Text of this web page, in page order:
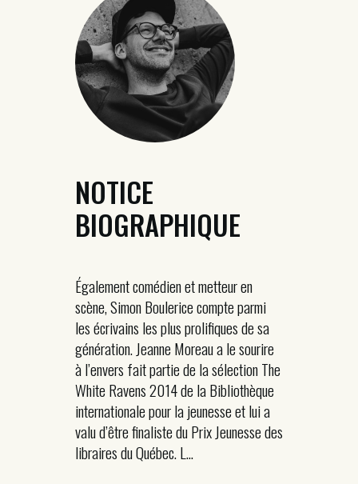
NOTICE
BIOGRAPHIQUE
Également comédien et metteur en
scène, Simon Boulerice compte parmi
les écrivains les plus prolifiques de sa
génération. Jeanne Moreau a le sourire
à l’envers fait partie de la sélection The
White Ravens 2014 de la Bibliothèque
internationale pour la jeunesse et lui a
valu d’être finaliste du Prix Jeunesse des
libraires du Québec. L...